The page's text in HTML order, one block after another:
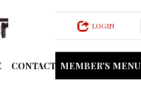
LOGIN
CONTACT MEMBER'S MENU